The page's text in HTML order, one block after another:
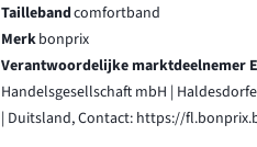
Taillebandcomfortband
Merkbonprix
Verantwoordelijke marktdeelnemer
Handelsgesellschaft mbH |
| Duitsland, Contact: https://